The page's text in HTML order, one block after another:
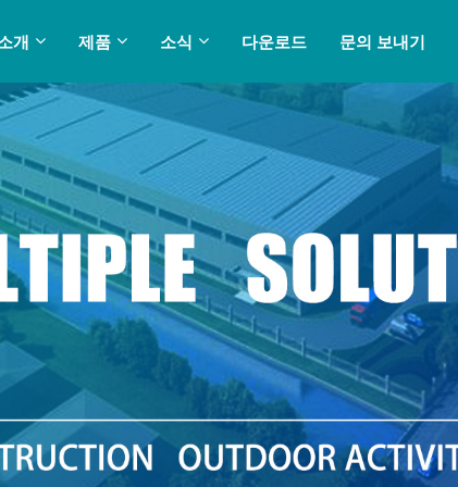
개 제품 소식 다운로드 문의 보내기